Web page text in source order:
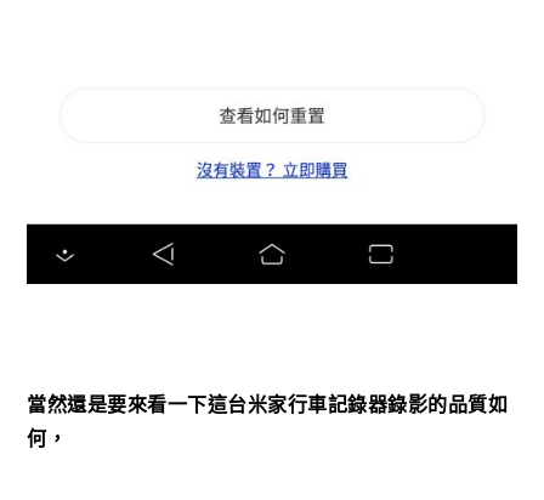
當然還是要來看一下這台米家行車記錄器錄影的品質如
何，